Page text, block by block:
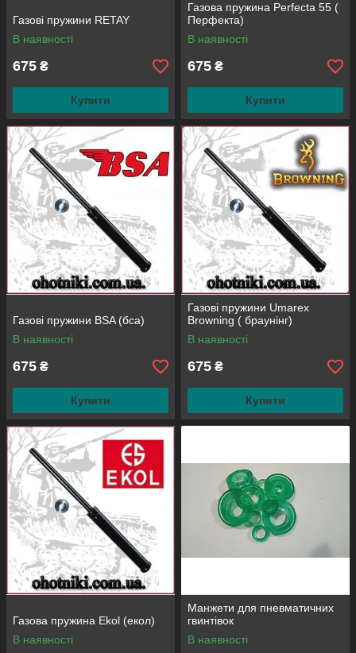
Газові пружини RETAY
В наявності
675 ₴
Купити
Газова пружина Perfecta 55 (
Перфекта)
В наявності
675 ₴
Купити
Газові пружини BSA (бса)
В наявності
675 ₴
Купити
Газові пружини Umarex
Browning ( браунінг)
В наявності
675 ₴
Купити
Газова пружина Ekol (екол)
В наявності
Манжети для пневматичних
гвинтівок
В наявності